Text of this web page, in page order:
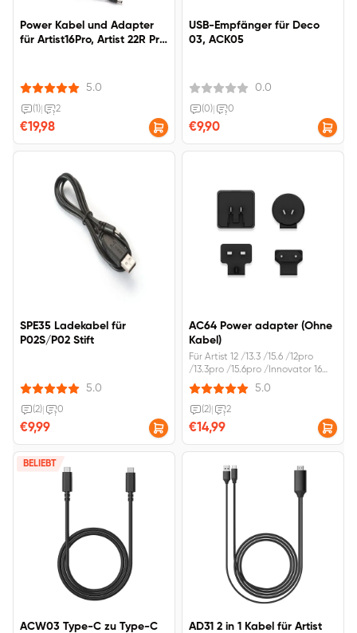
Power Kabel und Adapter
für Artist16Pro, Artist 22R Pro,
Artist Pro 22 (Gen 2)
5.0
(1) 2
€19,98
USB-Empfänger für Deco
03, ACK05
0.0
(0) 0
€9,90
SPE35 Ladekabel für
P02S/P02 Stift
5.0
(2) 0
€9,99
AC64 Power adapter (Ohne
Kabel)
Für Artist 12 /13.3 /15.6 /12pro
/13.3pro /15.6pro /Innovator 16
/Pro16 /Artist 12 2nd
5.0
(2) 2
€14,99
BELIEBT
ACW03 Type-C zu Type-C
AD31 2 in 1 Kabel für Artist